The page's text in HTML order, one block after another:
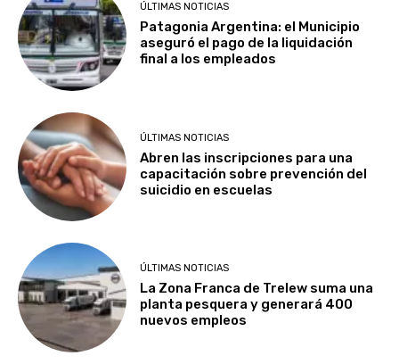
ÚLTIMAS NOTICIAS
Patagonia Argentina: el Municipio
aseguró el pago de la liquidación
final a los empleados
ÚLTIMAS NOTICIAS
Abren las inscripciones para una
capacitación sobre prevención del
suicidio en escuelas
ÚLTIMAS NOTICIAS
La Zona Franca de Trelew suma una
planta pesquera y generará 400
nuevos empleos